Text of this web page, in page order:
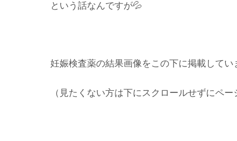
という話なんですが💦
妊娠検査薬の結果画像をこの下に掲載してい
（見たくない方は下にスクロールせずにペー